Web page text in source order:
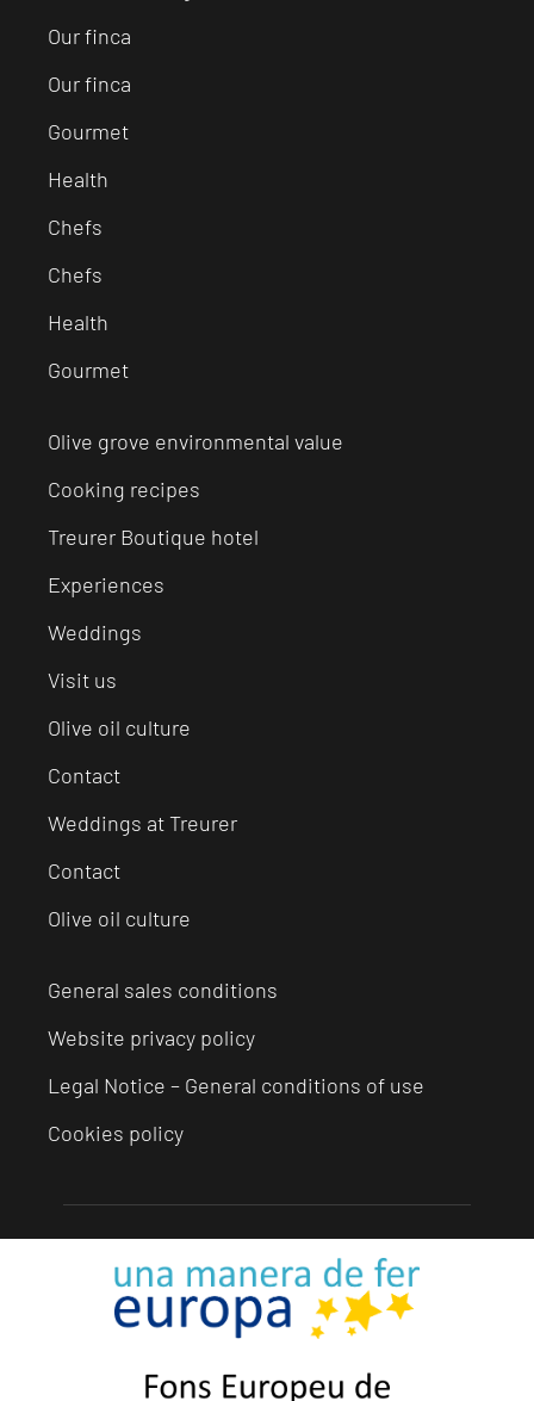
Our finca
Our finca
Gourmet
Health
Chefs
Chefs
Health
Gourmet
Olive grove environmental value
Cooking recipes
Treurer Boutique hotel
Experiences
Weddings
Visit us
Olive oil culture
Contact
Weddings at Treurer
Contact
Olive oil culture
General sales conditions
Website privacy policy
Legal Notice – General conditions of use
Cookies policy